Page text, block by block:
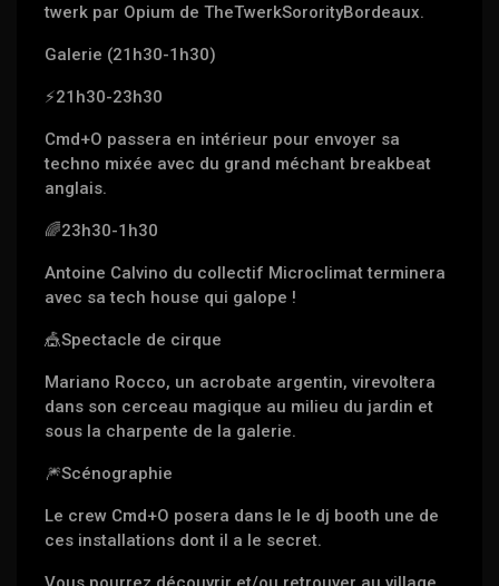
twerk par Opium de TheTwerkSororityBordeaux.
Galerie (21h30-1h30)
⚡️21h30-23h30
Cmd+O passera en intérieur pour envoyer sa
techno mixée avec du grand méchant breakbeat
anglais.
🌈23h30-1h30
Antoine Calvino du collectif Microclimat terminera
avec sa tech house qui galope !
🎪Spectacle de cirque
Mariano Rocco, un acrobate argentin, virevoltera
dans son cerceau magique au milieu du jardin et
sous la charpente de la galerie.
🎆Scénographie
Le crew Cmd+O posera dans le le dj booth une de
ces installations dont il a le secret.